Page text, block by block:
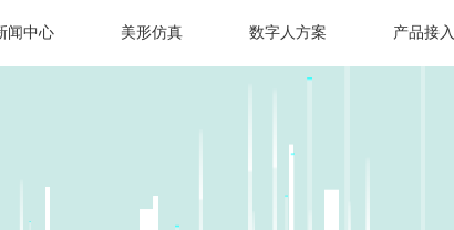
闻中心 美形仿真 数字人方案 产品接入